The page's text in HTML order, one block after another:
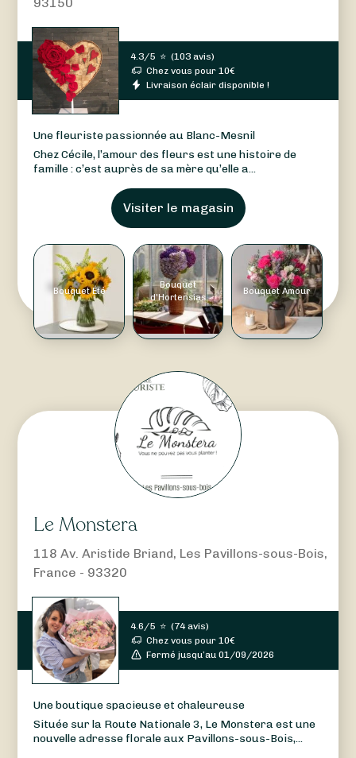
4.3/5 ⭐ (103 avis)
Chez vous pour10€
Livraison éclair disponible !
Une fleuriste passionnée au Blanc-Mesnil
Chez Cécile, l’amour des fleurs est une histoire de
famille : c’est auprès de sa mère qu’elle a...
Visiter le magasin
Bouquet Été
Bouquet
d'Hortensias
Bouquet Amour
Le Monstera
118 Av. Aristide Briand, Les Pavillons-sous-Bois,
France - 93320
4.6/5 ⭐ (74 avis)
Chez vous pour10€
Fermé jusqu’au 01/09/2026
Une boutique spacieuse et chaleureuse
Située sur la Route Nationale 3, Le Monstera est une
nouvelle adresse florale aux Pavillons-sous-Bois,...